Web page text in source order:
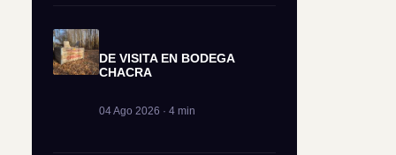
DE VISITA EN BODEGA
CHACRA
04 Ago 2026 · 4 min